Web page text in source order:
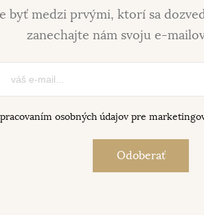
byť medzi prvými, ktorí sa
zanechajte nám svoju e-
osobných údajov pre